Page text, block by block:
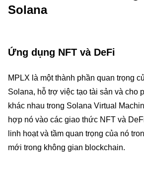
Solana
Ứng dụng NFT và DeFi
MPLX là một thành phần quan trọng
Solana, hỗ trợ việc tạo tài sản và cho
khác nhau trong Solana Virtual
hợp nó vào các giao thức NFT và
linh hoạt và tầm quan trọng của nó
mới trong không gian blockchain.